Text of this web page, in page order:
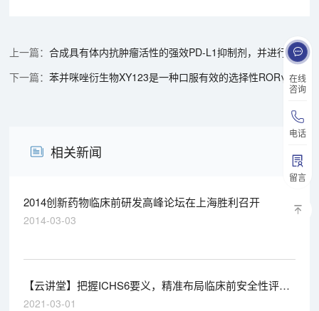
在线
咨询
电话
留言
合成具有体内抗肿瘤活性的强效PD-L1抑制剂，并进行生物学评价和机制研究。PK研究通过美迪西进行
苯并咪唑衍生物XY123是一种口服有效的选择性RORγ反向激动剂。在本研究中，所有肝微粒体测定均通过美迪西进行
相关新闻
2014创新药物临床前研发高峰论坛在上海胜利召开
2014-03-03
【云讲堂】把握ICHS6要义，精准布局临床前安全性评价
研究
2021-03-01